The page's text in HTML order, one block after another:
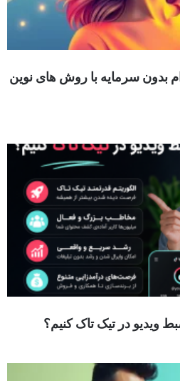
بدون سرمایه با روش های نوین
ویدیو در تیک تاک کنیم؟